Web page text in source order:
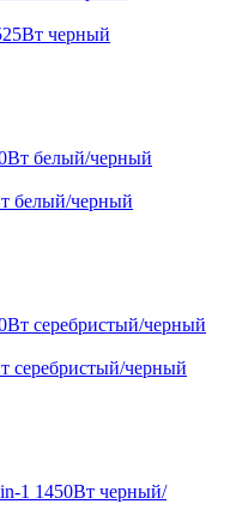
черный
белый/черный
серебристый/черный